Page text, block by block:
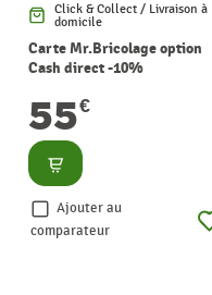
Click & Collect / Livraison à
domicile
Carte Mr.Bricolage option
Cash direct -10%
55€
Consulter
Ajouter au
comparateur